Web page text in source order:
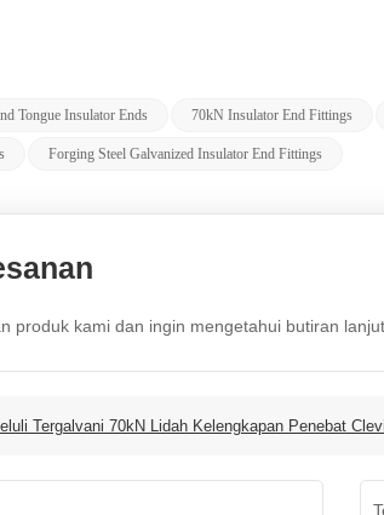
Tongue Insulator Ends 70kN Insulator End Fittings
Forging Steel Galvanized Insulator End Fittings
produk kami dan ingin mengetahui butiran
Tergalvani 70kN Lidah Kelengkapan Penebat